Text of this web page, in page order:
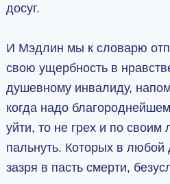
досуг.
И Мэдлин мы к словарю
свою ущербность в
душевному инвалиду,
когда надо
уйти, то не грех и по
пальнуть. Которых в любой
зазря в пасть смерти,